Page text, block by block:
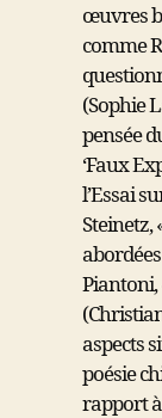
œuvres
comme
(Sophie
pensée
‘Faux
l’Essai
Steinetz,
Piantoni,
aspects
poésie
rapport